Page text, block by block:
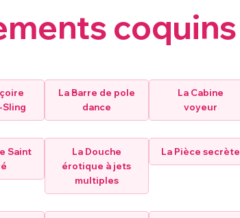
coquins
La Barre de pole
dance
La Cabine
voyeur
Saint
La Douche
érotique à jets
multiples
La Pièce secrète